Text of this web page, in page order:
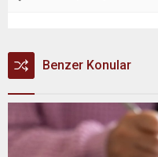
Benzer Konular